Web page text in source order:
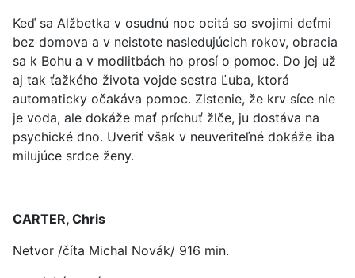
Keď sa Alžbetka v osudnú noc ocitá so svojimi deťmi
bez domova a v neistote nasledujúcich rokov, obracia
sa k Bohu a v modlitbách ho prosí o pomoc. Do jej už
aj tak ťažkého života vojde sestra Ľuba, ktorá
automaticky očakáva pomoc. Zistenie, že krv síce nie
je voda, ale dokáže mať príchuť žlče, ju dostáva na
psychické dno. Uveriť však v neuveriteľné dokáže iba
milujúce srdce ženy.
CARTER, Chris
Netvor /číta Michal Novák/ 916 min.